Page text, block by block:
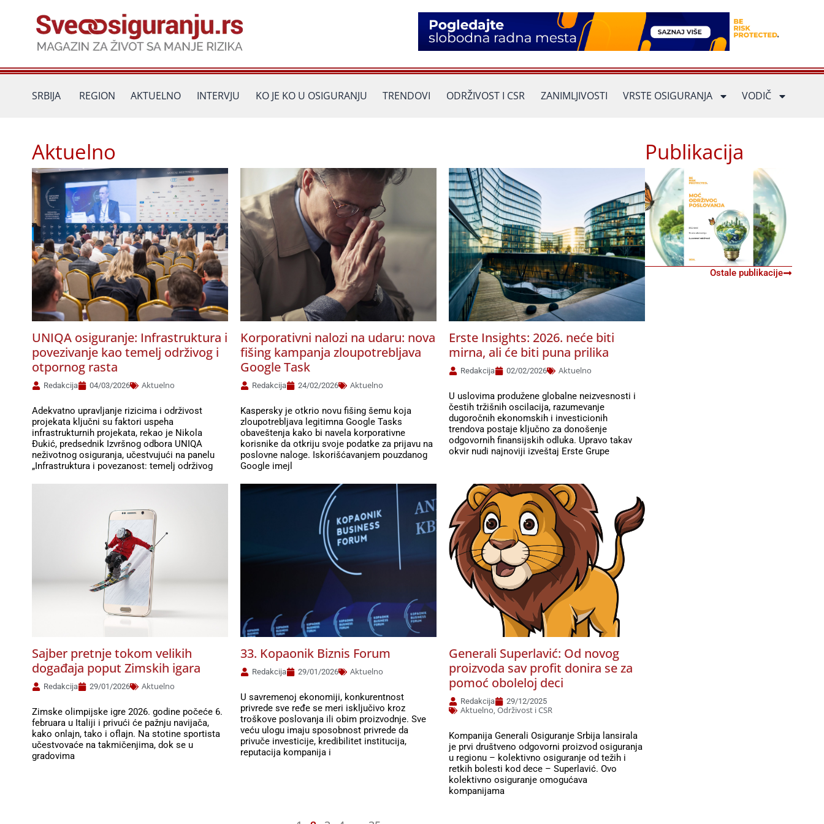
SRBIJA REGION AKTUELNO INTERVJU KO JE KO U OSIGURANJU TRENDOVI ODRŽIVOST I CSR ZANIMLJIVOSTI VRSTE OSIGURANJA VODIČ
Aktuelno
UNIQA osiguranje: Infrastruktura i
povezivanje kao temelj održivog i
otpornog rasta
Redakcija 04/03/2026 Aktuelno
Adekvatno upravljanje rizicima i održivost
projekata ključni su faktori uspeha
infrastrukturnih projekata, rekao je Nikola
Đukić, predsednik Izvršnog odbora UNIQA
neživotnog osiguranja, učestvujući na panelu
„Infrastruktura i povezanost: temelj održivog
Korporativni nalozi na udaru: nova
fišing kampanja zloupotrebljava
Google Task
Redakcija 24/02/2026 Aktuelno
Kaspersky je otkrio novu fišing šemu koja
zloupotrebljava legitimna Google Tasks
obaveštenja kako bi navela korporativne
korisnike da otkriju svoje podatke za prijavu na
poslovne naloge. Iskorišćavanjem pouzdanog
Google imejl
Erste Insights: 2026. neće biti
mirna, ali će biti puna prilika
Redakcija 02/02/2026 Aktuelno
U uslovima produžene globalne neizvesnosti i
čestih tržišnih oscilacija, razumevanje
dugoročnih ekonomskih i investicionih
trendova postaje ključno za donošenje
odgovornih finansijskih odluka. Upravo takav
okvir nudi najnoviji izveštaj Erste Grupe
Sajber pretnje tokom velikih
događaja poput Zimskih igara
Redakcija 29/01/2026 Aktuelno
Zimske olimpijske igre 2026. godine počeće 6.
februara u Italiji i privući će pažnju navijača,
kako onlajn, tako i oflajn. Na stotine sportista
učestvovaće na takmičenjima, dok se u
gradovima
33. Kopaonik Biznis Forum
Redakcija 29/01/2026 Aktuelno
U savremenoj ekonomiji, konkurentnost
privrede sve ređe se meri isključivo kroz
troškove poslovanja ili obim proizvodnje. Sve
veću ulogu imaju sposobnost privrede da
privuče investicije, kredibilitet institucija,
reputacija kompanija i
Generali Superlavić: Od novog
proizvoda sav profit donira se za
pomoć oboleloj deci
Redakcija 29/12/2025
Aktuelno, Održivost i CSR
Kompanija Generali Osiguranje Srbija lansirala
je prvi društveno odgovorni proizvod osiguranja
u regionu – kolektivno osiguranje od težih i
retkih bolesti kod dece – Superlavić. Ovo
kolektivno osiguranje omogućava
kompanijama
Страница
Страница
Страница
СтраницаСтраница
Publikacija
Ostale publikacije